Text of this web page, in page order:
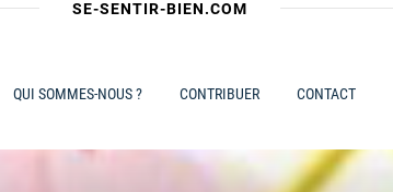
SE-SENTIR-BIEN.COM
QUI SOMMES-NOUS ? CONTRIBUER CONTACT